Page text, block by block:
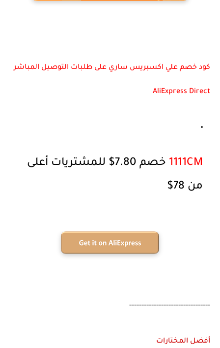
كود خصم علي اكسبريس ساري على طلبات التوصيل المباشر
AliExpress Direct
1111CM
خصم 7.80$ للمشتريات أعلى
من 78$
---------------------------------
أفضل المختارات